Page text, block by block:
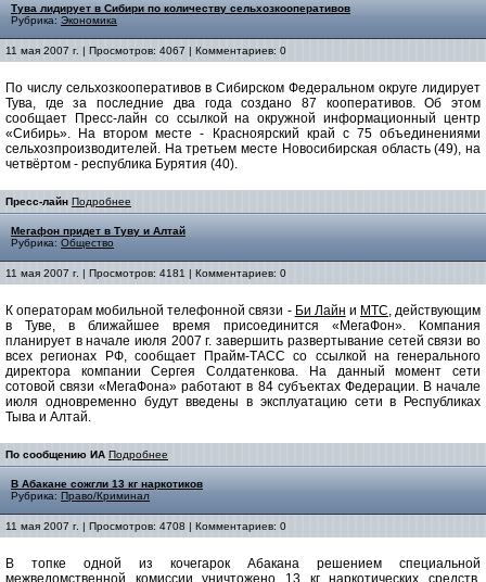
Тува лидирует в Сибири по количеству сельхозкооперативов
Рубрика: Экономика
11 мая 2007 г. | Просмотров: 4067 | Комментариев: 0
По числу сельхозкооперативов в Сибирском Федеральном округе лидирует
Тува, где за последние два года создано 87 кооперативов. Об этом
сообщает Пресс-лайн со ссылкой на окружной информационный центр
«Сибирь». На втором месте - Красноярский край с 75 объединениями
сельхозпроизводителей. На третьем месте Новосибирская область (49), на
четвёртом - республика Бурятия (40).
Пресс-лайн Подробнее
Мегафон придет в Туву и Алтай
Рубрика: Общество
11 мая 2007 г. | Просмотров: 4181 | Комментариев: 0
К операторам мобильной телефонной связи - Би Лайн и МТС, действующим
в Туве, в ближайшее время присоединится «МегаФон». Компания
планирует в начале июля 2007 г. завершить развертывание сетей связи во
всех регионах РФ, сообщает Прайм-ТАСС со ссылкой на генерального
директора компании Сергея Солдатенкова. На данный момент сети
сотовой связи «МегаФона» работают в 84 субъектах Федерации. В начале
июля одновременно будут введены в эксплуатацию сети в Республиках
Тыва и Алтай.
По сообщению ИА Подробнее
В Абакане сожгли 13 кг наркотиков
Рубрика: Право/Криминал
11 мая 2007 г. | Просмотров: 4708 | Комментариев: 0
В топке одной из кочегарок Абакана решением специальной